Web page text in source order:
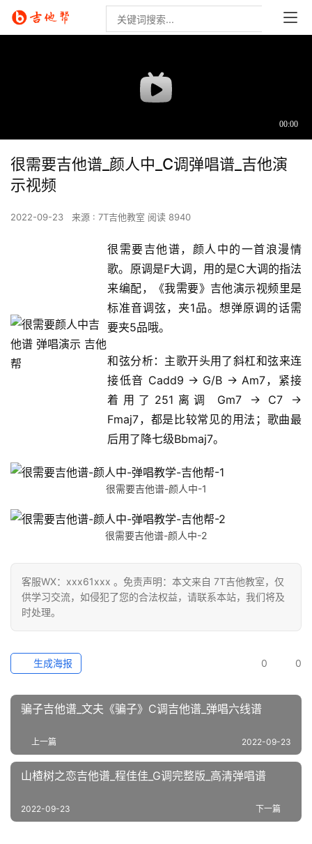
很需要吉他谱_颜人中_C调弹唱谱_吉他演
示视频
2022-09-23 来源 : 7T吉他教室 阅读 8940
很需要吉他谱，颜人中的一首浪漫情
歌。原调是F大调，用的是C大调的指法
来编配，《我需要》吉他演示视频里是
标准音调弦，夹1品。想弹原调的话需
要夹5品哦。
和弦分析：主歌开头用了斜杠和弦来连
接低音 Cadd9 → G/B → Am7，紧接
着用了251离调 Gm7 → C7 →
Fmaj7，都是比较常见的用法；歌曲最
后用了降七级Bbmaj7。
很需要吉他谱-颜人中-1
很需要吉他谱-颜人中-2
客服WX：xxx61xxx 。免责声明：本文来自 7T吉他教室，仅
供学习交流，如侵犯了您的合法权益，请联系本站，我们将及
时处理。
0 0
生成海报
骗子吉他谱_文夫《骗子》C调吉他谱_弹唱六线谱
上一篇 2022-09-23
山楂树之恋吉他谱_程佳佳_G调完整版_高清弹唱谱
下一篇
2022-09-23